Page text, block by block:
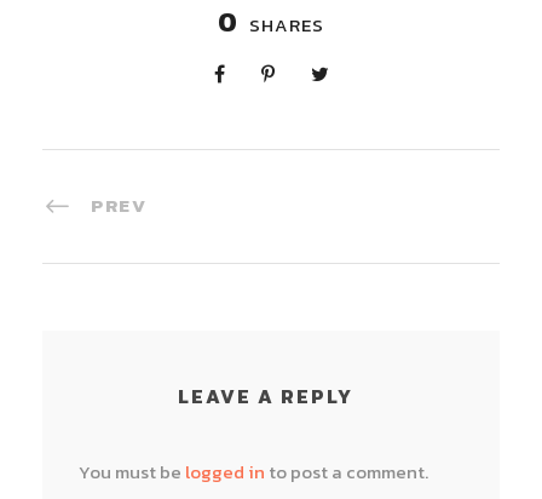
0 SHARES
PREV
LEAVE A REPLY
You must be logged in to post a comment.